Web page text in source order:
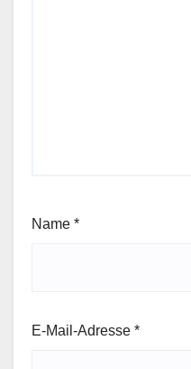
Name *
E-Mail-Adresse *